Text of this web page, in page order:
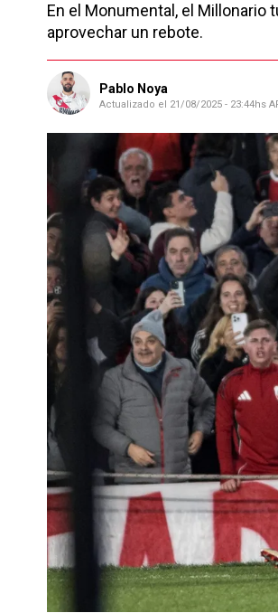
En el Monumental, el Millonario
aprovechar un rebote.
Pablo Noya
Actualizado el 21/08/2025 - 23:44hs